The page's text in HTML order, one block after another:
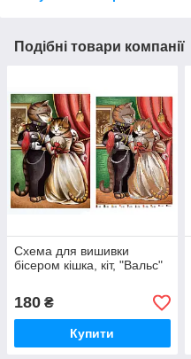
Подібні товари компанії
Схема для вишивки
бісером кішка, кіт, "Вальс"
180 ₴
Купити